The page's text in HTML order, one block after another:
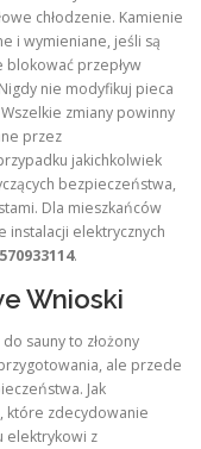
chłodzenie. Kamienie
i wymieniane, jeśli są
blokować przepływ
nie modyfikuj pieca
zmiany powinny
przez
jakichkolwiek
bezpieczeństwa,
Dla mieszkańców
instalacji elektrycznych
.
Wnioski
sauny to złożony
ale przede
Jak
które zdecydowanie
elektrykowi z